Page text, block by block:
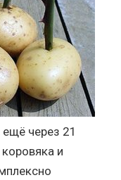
через 21
и